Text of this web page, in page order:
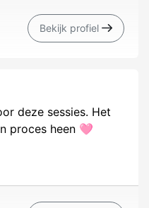
Bekijk profiel
deze sessies. Het
proces heen 🩷